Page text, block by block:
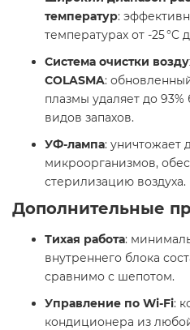
температур:
температурах от -25 °C
Система очистки
COLASMA:
плазмы удаляет до
видов запахов.​
УФ-лампа: уничтожает
микроорганизмов,
стерилизацию воздуха.​
Дополнительные
Тихая работа:
внутреннего блока
сравнимо с шепотом.​
Управление по Wi-Fi:
кондиционера из